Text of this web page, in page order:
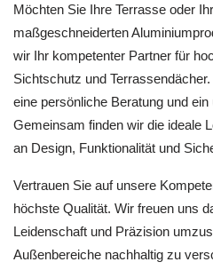
Möchten Sie Ihre Terrasse oder
maßgeschneiderten
wir Ihr kompetenter Partner für
Sichtschutz und
eine persönliche Beratung und
Gemeinsam finden wir die ideale
an Design, Funktionalität und
Vertrauen Sie auf unsere
höchste Qualität. Wir freuen uns
Leidenschaft und Präzision
Außenbereiche nachhaltig zu